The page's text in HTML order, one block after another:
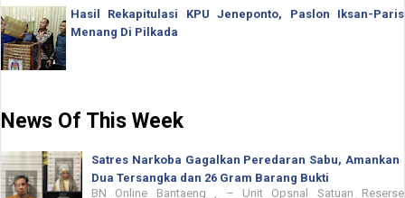
Hasil Rekapitulasi KPU Jeneponto, Paslon Iksan-Paris
Menang Di Pilkada
News Of This Week
Satres Narkoba Gagalkan Peredaran Sabu, Amankan
Dua Tersangka dan 26 Gram Barang Bukti
BN Online Bantaeng , – Unit Opsnal Satuan Reserse